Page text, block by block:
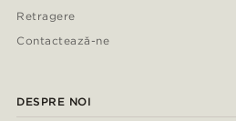
Retragere
Contactează-ne
DESPRE NOI